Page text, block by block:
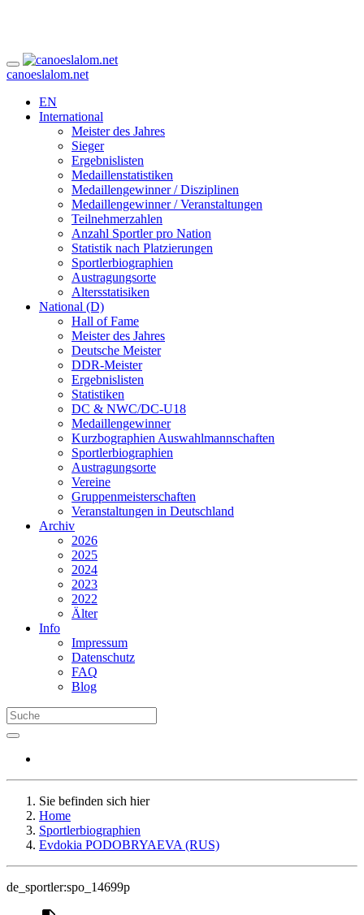
canoeslalom.net
EN
International
Meister des Jahres
Sieger
Ergebnislisten
Medaillenstatistiken
Medaillengewinner / Disziplinen
Medaillengewinner / Veranstaltungen
Teilnehmerzahlen
Anzahl Sportler pro Nation
Statistik nach Platzierungen
Sportlerbiographien
Austragungsorte
Altersstatisiken
National (D)
Hall of Fame
Meister des Jahres
Deutsche Meister
DDR-Meister
Ergebnislisten
Statistiken
DC & NWC/DC-U18
Medaillengewinner
Kurzbographien Auswahlmannschaften
Sportlerbiographien
Austragungsorte
Vereine
Gruppenmeisterschaften
Veranstaltungen in Deutschland
Archiv
2026
2025
2024
2023
2022
Älter
Info
Impressum
Datenschutz
FAQ
Blog
Sie befinden sich hier
Home
Sportlerbiographien
Evdokia PODOBRYAEVA (RUS)
de_sportler:spo_14699p